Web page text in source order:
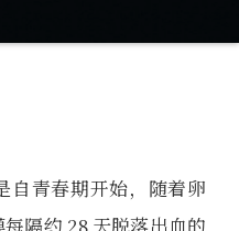
自青春期开始，随着卵
隔约 28 天脱落出血的